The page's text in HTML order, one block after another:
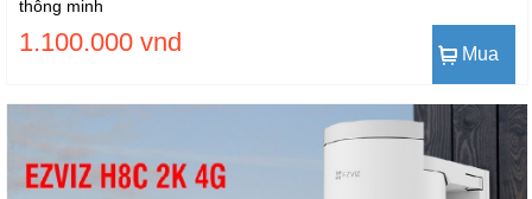
thông minh
1.100.000 vnd Mua